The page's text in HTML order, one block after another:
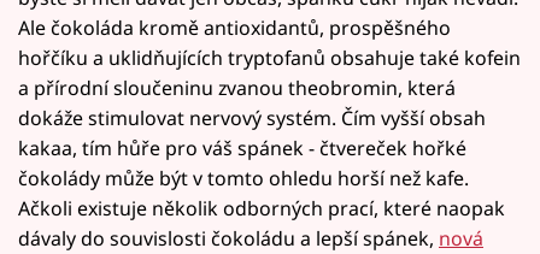
Ale čokoláda kromě antioxidantů, prospěšného
hořčíku a uklidňujících tryptofanů obsahuje také kofein
a přírodní sloučeninu zvanou theobromin, která
dokáže stimulovat nervový systém. Čím vyšší obsah
kakaa, tím hůře pro váš spánek - čtvereček hořké
čokolády může být v tomto ohledu horší než kafe.
Ačkoli existuje několik odborných prací, které naopak
dávaly do souvislosti čokoládu a lepší spánek, nová